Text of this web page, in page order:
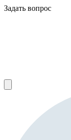
Задать вопрос